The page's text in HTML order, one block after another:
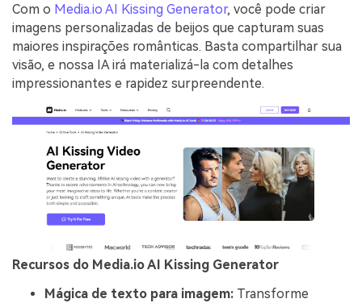
Com o Media.io AI Kissing Generator, você pode criar
imagens personalizadas de beijos que capturam suas
maiores inspirações românticas. Basta compartilhar sua
visão, e nossa IA irá materializá-la com detalhes
impressionantes e rapidez surpreendente.
Recursos do Media.io AI Kissing Generator
Mágica de texto para imagem: Transforme